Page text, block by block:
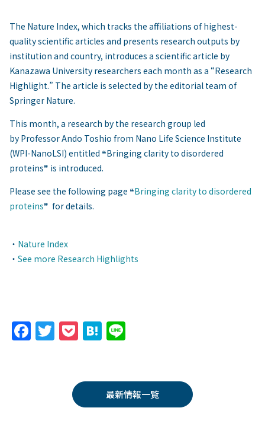
The Nature Index, which tracks the affiliations of highest-
quality scientific articles and presents research outputs by
institution and country, introduces a scientific article by
Kanazawa University researchers each month as a “Research
Highlight.” The article is selected by the editorial team of
Springer Nature.
This month, a research by the research group led
by Professor Ando Toshio from Nano Life Science Institute
(WPI-NanoLSI) entitled ❝Bringing clarity to disordered
proteins❞ is introduced.
Please see the following page ❝Bringing clarity to disordered
proteins❞ for details.
・ Nature Index
・ See more Research Highlights
F T
er
P
k
et
H
n
a
最新情報一覧